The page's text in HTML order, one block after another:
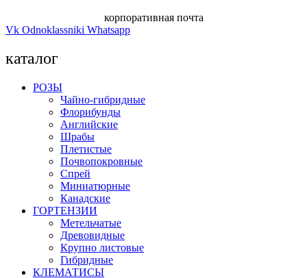
корпоративная почта
Vk Odnoklassniki Whatsapp
каталог
РОЗЫ
Чайно-гибридные
Флорибунды
Английские
Шрабы
Плетистые
Почвопокровные
Спрей
Миниатюрные
Канадские
ГОРТЕНЗИИ
Метельчатые
Древовидные
Крупно листовые
Гибридные
КЛЕМАТИСЫ